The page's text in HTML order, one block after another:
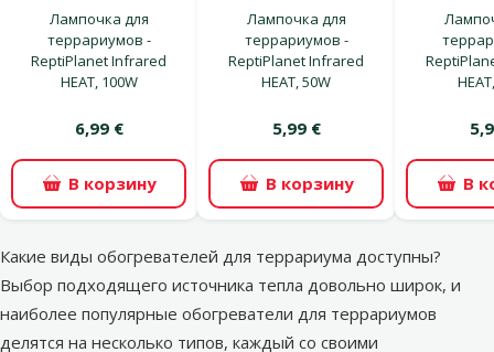
Лампочка для
террариумов -
ReptiPlanet Infrared
HEAT, 100W
6,99 €
В корзину
Лампочка для
террариумов -
ReptiPlanet Infrared
HEAT, 50W
5,99 €
В корзину В
Какие виды обогревателей для террариума доступны?
Выбор подходящего источника тепла довольно широк, и
наиболее популярные обогреватели для террариумов
делятся на несколько типов, каждый со своими